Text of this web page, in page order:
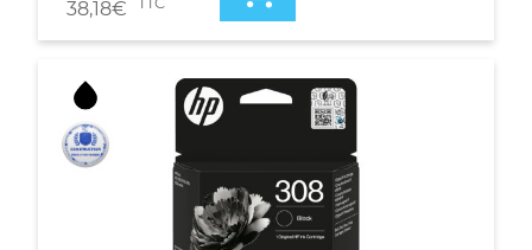
originale
308e
EvoMore
-
7FP22UE
38,18€